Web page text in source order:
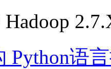
Hadoop
Python语